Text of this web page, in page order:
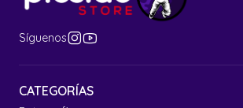
Síguenos
CATEGORÍAS